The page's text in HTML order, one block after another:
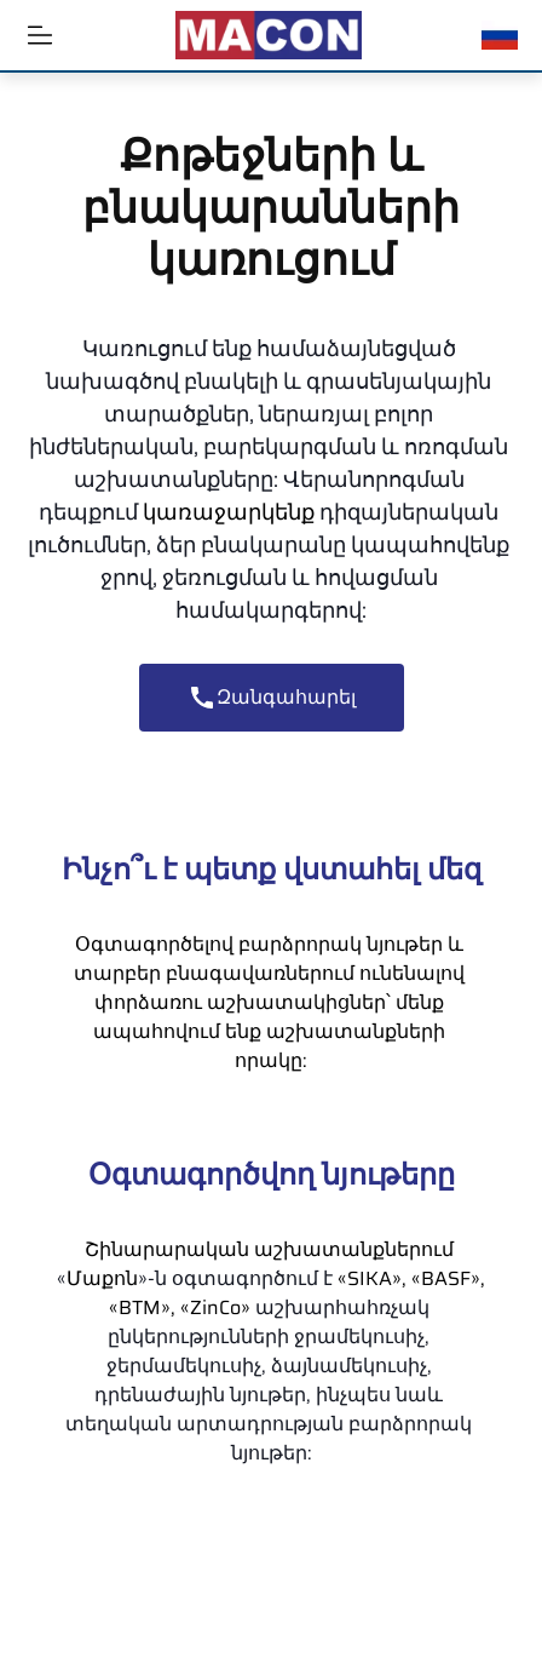
Քոթեջների և
բնակարանների
կառուցում
Կառուցում ենք համաձայնեցված
նախագծով բնակելի և գրասենյակային
տարածքներ, ներառյալ բոլոր
ինժեներական, բարեկարգման և ոռոգման
աշխատանքները: Վերանորոգման
դեպքում կառաջարկենք դիզայներական
լուծումներ, ձեր բնակարանը կապահովենք
ջրով, ջեռուցման և հովացման
համակարգերով:
Զանգահարել
Ինչո՞ւ է պետք վստահել մեզ
Օգտագործելով բարձրորակ նյութեր և
տարբեր բնագավառներում ունենալով
փորձառու աշխատակիցներ՝ մենք
ապահովում ենք աշխատանքների
որակը:
Օգտագործվող նյութերը
Շինարարական աշխատանքներում
«Մաքոն»-ն օգտագործում է «SIKA», «BASF»,
«BTM», «ZinCo» աշխարհահռչակ
ընկերությունների ջրամեկուսիչ,
ջերմամեկուսիչ, ձայնամեկուսիչ,
դրենաժային նյութեր, ինչպես նաև
տեղական արտադրության բարձրորակ
նյութեր: